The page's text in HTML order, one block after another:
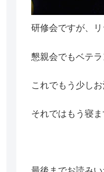
研修会ですが、
懇親会でもベテ
これでもう少し
それではもう寝